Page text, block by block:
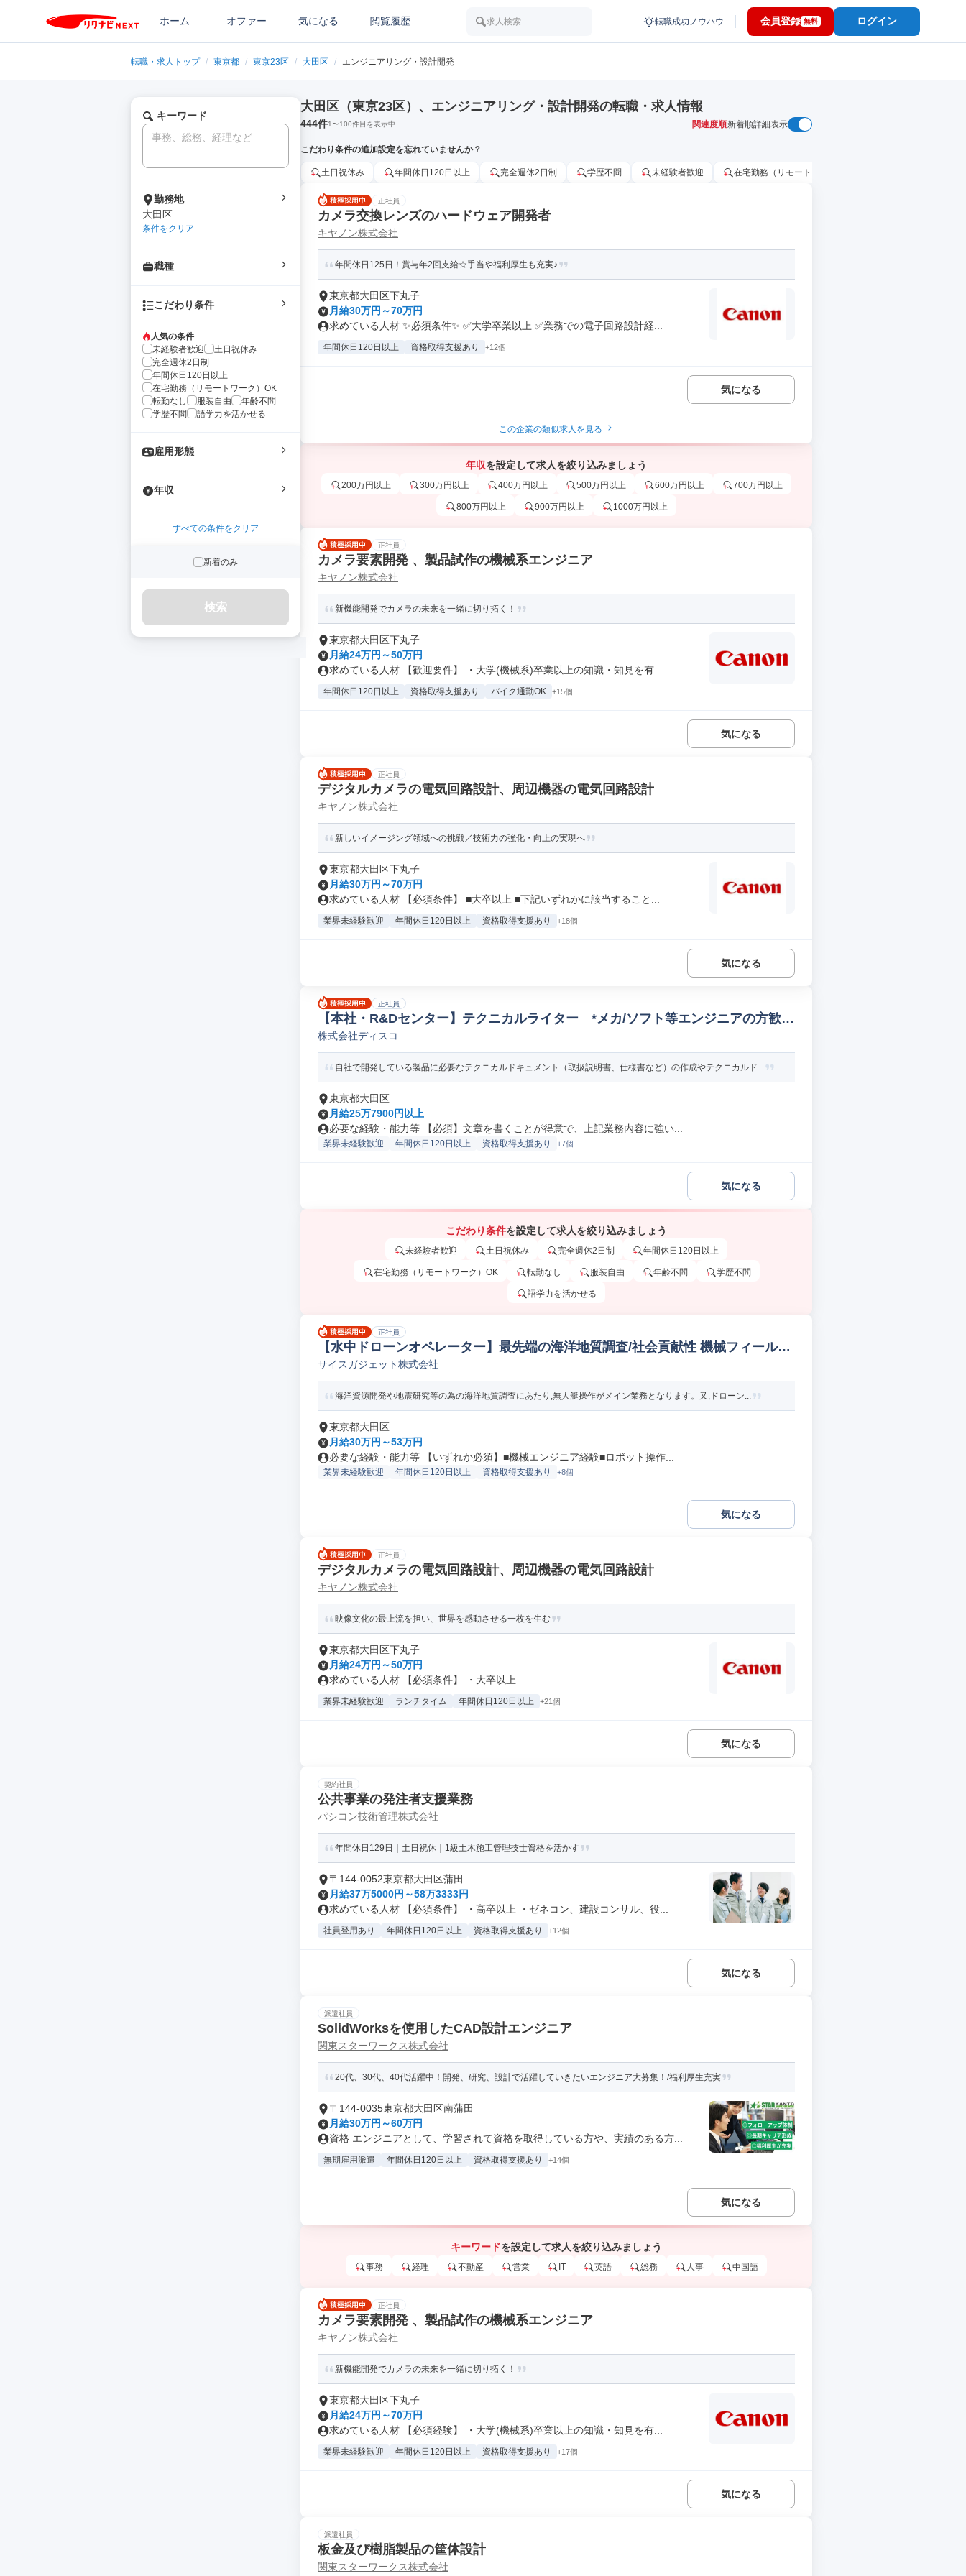
ホーム オファー 気になる 閲覧履歴 求人検索 転職成功ノウハウ 会員登録 無料 ログイン
転職・求人トップ / 東京都 / 東京23区 / 大田区 / エンジニアリング・設計開発
キーワード
勤務地
大田区
条件をクリア
職種
こだわり条件
人気の条件
未経験者歓迎
土日祝休み
完全週休2日制
年間休日120日以上
在宅勤務（リモートワーク）OK
転勤なし
服装自由
年齢不問
学歴不問
語学力を活かせる
雇用形態
年収
すべての条件をクリア
新着のみ
検索
大田区（東京23区）、エンジニアリング・設計開発の転職・求人情報
444件1〜100件目を表示中 関連度順新着順詳細表示
こだわり条件の追加設定を忘れていませんか？
土日祝休み 年間休日120日以上 完全週休2日制 学歴不問 未経験者歓迎 在宅勤務（リモートワーク）OK
正社員
カメラ交換レンズのハードウェア開発者
キヤノン株式会社
年間休日125日！賞与年2回支給☆手当や福利厚生も充実♪
東京都大田区下丸子
月給30万円～70万円
求めている人材 ✨必須条件✨ ✅大学卒業以上 ✅業務での電子回路設計経...
年間休日120日以上 資格取得支援あり +12個
気になる
この企業の類似求人を見る
年収を設定して求人を絞り込みましょう
200万円以上 300万円以上 400万円以上 500万円以上 600万円以上 700万円以上
800万円以上 900万円以上 1000万円以上
正社員
カメラ要素開発 、製品試作の機械系エンジニア
キヤノン株式会社
新機能開発でカメラの未来を一緒に切り拓く！
東京都大田区下丸子
月給24万円～50万円
求めている人材 【歓迎要件】 ・大学(機械系)卒業以上の知識・知見を有...
年間休日120日以上 資格取得支援あり バイク通勤OK +15個
気になる
正社員
デジタルカメラの電気回路設計、周辺機器の電気回路設計
キヤノン株式会社
新しいイメージング領域への挑戦／技術力の強化・向上の実現へ
東京都大田区下丸子
月給30万円～70万円
求めている人材 【必須条件】 ■大卒以上 ■下記いずれかに該当すること...
業界未経験歓迎 年間休日120日以上 資格取得支援あり +18個
気になる
正社員
【本社・R&Dセンター】テクニカルライター *メカ/ソフト等エンジニアの方歓迎
テクニカルライター(機械/電気/電子製品専門職)
株式会社ディスコ
自社で開発している製品に必要なテクニカルドキュメント（取扱説明書、仕様書など）の作成やテクニカルド...
東京都大田区
月給25万7900円以上
必要な経験・能力等 【必須】文章を書くことが得意で、上記業務内容に強い...
業界未経験歓迎 年間休日120日以上 資格取得支援あり +7個
気になる
こだわり条件を設定して求人を絞り込みましょう
未経験者歓迎 土日祝休み 完全週休2日制 年間休日120日以上
在宅勤務（リモートワーク）OK 転勤なし 服装自由 年齢不問 学歴不問
語学力を活かせる
正社員
【水中ドローンオペレーター】最先端の海洋地質調査/社会貢献性 機械フィールド/
サポートエンジニア
サイスガジェット株式会社
海洋資源開発や地震研究等の為の海洋地質調査にあたり,無人艇操作がメイン業務となります。又,ドローン...
東京都大田区
月給30万円～53万円
必要な経験・能力等 【いずれか必須】■機械エンジニア経験■ロボット操作...
業界未経験歓迎 年間休日120日以上 資格取得支援あり +8個
気になる
正社員
デジタルカメラの電気回路設計、周辺機器の電気回路設計
キヤノン株式会社
映像文化の最上流を担い、世界を感動させる一枚を生む
東京都大田区下丸子
月給24万円～50万円
求めている人材 【必須条件】 ・大卒以上
業界未経験歓迎 ランチタイム 年間休日120日以上 +21個
気になる
契約社員
公共事業の発注者支援業務
パシコン技術管理株式会社
年間休日129日｜土日祝休｜1級土木施工管理技士資格を活かす
〒144-0052東京都大田区蒲田
月給37万5000円～58万3333円
求めている人材 【必須条件】 ・高卒以上 ・ゼネコン、建設コンサル、役...
社員登用あり 年間休日120日以上 資格取得支援あり +12個
気になる
派遣社員
SolidWorksを使用したCAD設計エンジニア
関東スターワークス株式会社
20代、30代、40代活躍中！開発、研究、設計で活躍していきたいエンジニア大募集！/福利厚生充実
〒144-0035東京都大田区南蒲田
月給30万円～60万円
資格 エンジニアとして、学習されて資格を取得している方や、実績のある方...
無期雇用派遣 年間休日120日以上 資格取得支援あり +14個
気になる
キーワードを設定して求人を絞り込みましょう
事務 経理 不動産 営業 IT 英語 総務 人事 中国語
正社員
カメラ要素開発 、製品試作の機械系エンジニア
キヤノン株式会社
新機能開発でカメラの未来を一緒に切り拓く！
東京都大田区下丸子
月給24万円～70万円
求めている人材 【必須経験】 ・大学(機械系)卒業以上の知識・知見を有...
業界未経験歓迎 年間休日120日以上 資格取得支援あり +17個
気になる
派遣社員
板金及び樹脂製品の筐体設計
関東スターワークス株式会社